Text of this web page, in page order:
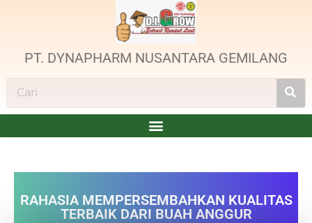
PT. DYNAPHARM NUSANTARA GEMILANG
RAHASIA MEMPERSEMBAHKAN KUALITAS
TERBAIK DARI BUAH ANGGUR